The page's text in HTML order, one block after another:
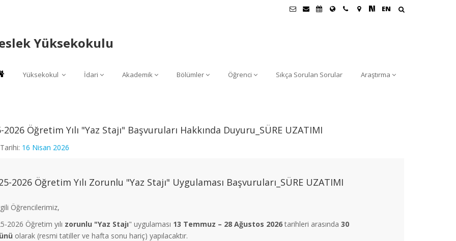
EN
Yüksekokulu
Yüksekokul İdari Akademik Bölümler Öğrenci Sıkça Sorulan Sorular Araştırma
2026 Öğretim Yılı "Yaz Stajı" Başvuruları Hakkında Duyuru_SÜRE UZATIMI
16 Nisan 2026
2026 Öğretim Yılı Zorunlu "Yaz Stajı" Uygulaması Başvuruları_SÜRE UZATIMI
Öğrencilerimiz,
2026 Öğretim yılı zorunlu "Yaz Stajı" uygulaması 13 Temmuz – 28 Ağustos 2026 tarihleri arasında 30
olarak (resmi tatiller ve hafta sonu hariç) yapılacaktır.